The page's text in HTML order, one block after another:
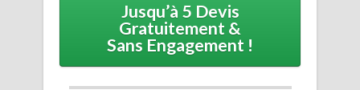
Jusqu’à 5 Devis
Gratuitement &
Sans Engagement !